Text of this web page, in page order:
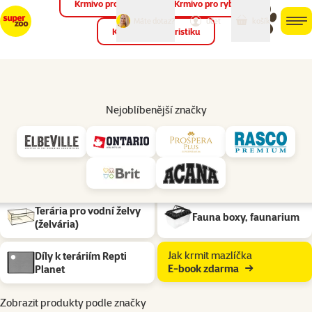
můj
účet
Krmivo pro ptáky Krmivo pro ryby
Krmivo pro teraristiku
Nejoblíbenější značky
Terária
rozbalit
Podkategorie
Sestavitelná
Terária pro vodní želvy
(želvária)
Fauna boxy, faunarium
Díly k teráriím Repti
Planet
Jak krmit mazlíčka
E-book zdarma
Zobrazit produkty podle značky